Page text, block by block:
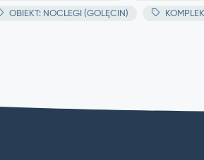
OBIEKT: NOCLEGI (GOLĘCIN)